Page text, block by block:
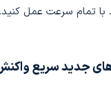
با تمام سرعت عمل کنید.
جدید سریع